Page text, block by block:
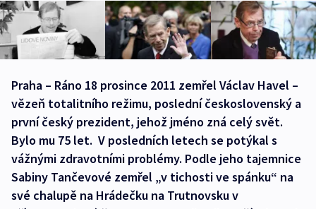
Praha – Ráno 18 prosince 2011 zemřel Václav Havel –
vězeň totalitního režimu, poslední československý a
první český prezident, jehož jméno zná celý svět.
Bylo mu 75 let. V posledních letech se potýkal s
vážnými zdravotními problémy. Podle jeho tajemnice
Sabiny Tančevové zemřel „v tichosti ve spánku“ na
své chalupě na Hrádečku na Trutnovsku v